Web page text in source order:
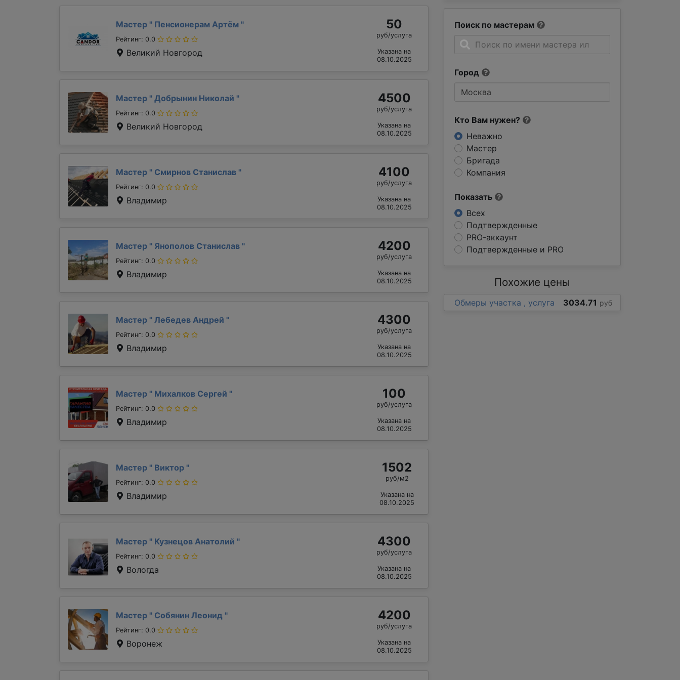
Поиск по мастерам
Город
Кто Вам нужен?
Неважно
Мастер
Бригада
Компания
Показать
Всех
Подтвержденные
PRO-аккаунт
Подтвержденные и PRO
Мастер " Пенсионерам Артём "
Рейтинг: 0.0
Великий Новгород
50
руб/услуга
Указана на
08.10.2025
Мастер " Добрынин Николай "
Рейтинг: 0.0
Великий Новгород
4500
руб/услуга
Указана на
08.10.2025
Мастер " Смирнов Станислав "
Рейтинг: 0.0
Владимир
4100
руб/услуга
Указана на
08.10.2025
Мастер " Янополов Станислав "
Рейтинг: 0.0
Владимир
4200
руб/услуга
Указана на
08.10.2025
Мастер " Лебедев Андрей "
Рейтинг: 0.0
Владимир
4300
руб/услуга
Указана на
08.10.2025
Мастер " Михалков Сергей "
Рейтинг: 0.0
Владимир
100
руб/услуга
Указана на
08.10.2025
Мастер " Виктор "
Рейтинг: 0.0
Владимир
1502
руб/м2
Указана на
08.10.2025
Мастер " Кузнецов Анатолий "
Рейтинг: 0.0
Вологда
4300
руб/услуга
Указана на
08.10.2025
Мастер " Собянин Леонид "
Рейтинг: 0.0
Воронеж
4200
руб/услуга
Указана на
08.10.2025
Похожие цены
Обмеры участка , услуга 3034.71 руб